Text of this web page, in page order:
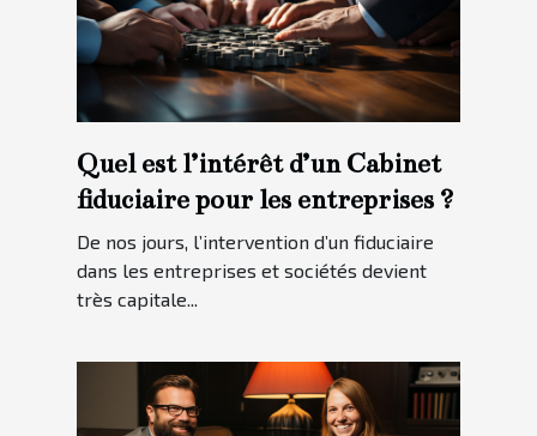
Quel est l’intérêt d’un Cabinet
fiduciaire pour les entreprises ?
De nos jours, l’intervention d’un fiduciaire
dans les entreprises et sociétés devient
très capitale...